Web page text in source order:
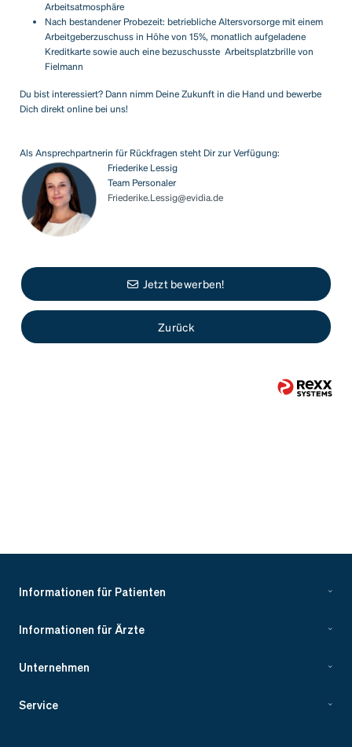
Arbeitsatmosphäre
Nach bestandener Probezeit: betriebliche Altersvorsorge mit einem
Arbeitgeberzuschuss in Höhe von 15%, monatlich aufgeladene
Kreditkarte sowie auch eine bezuschusste Arbeitsplatzbrille von
Fielmann
Du bist interessiert? Dann nimm Deine Zukunft in die Hand und bewerbe
Dich direkt online bei uns!
Als Ansprechpartnerin für Rückfragen steht Dir zur Verfügung:
Friederike Lessig
Team Personaler
Friederike.Lessig@evidia.de
Zurück
Jetzt bewerben!
Informationen für Patienten
Informationen für Ärzte
Unternehmen
Service